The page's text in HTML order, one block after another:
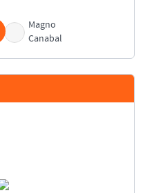
Magno
Canabal